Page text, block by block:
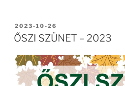
BEKÜLDVE:
2023-10-26
ŐSZI SZÜNET – 2023